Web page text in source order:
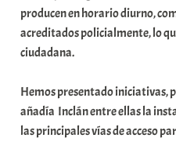
producen en horario diurno,
acreditados policialmente, lo
ciudadana.
Hemos presentado iniciativas,
añadía Inclán entre ellas la
las principales vías de acceso